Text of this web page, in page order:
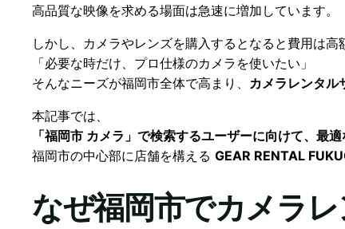
高品質な映像を求める場面は急速に増加しています。
しかし、カメラやレンズを購入するとなると費用は高
「必要な時だけ、プロ仕様のカメラを使いたい」
そんなニーズが福岡市全体で高まり、 カメラレンタル
本記事では、
「福岡市 カメラ」で検索するユーザーに向けて、最
福岡市の中心部に店舗を構える GEAR RENTAL
なぜ福岡市でカメラ